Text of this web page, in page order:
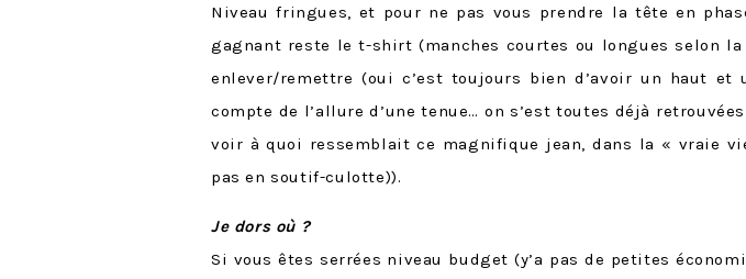
Niveau fringues, et pour ne pas vous prendre la tête en
gagnant reste le t-shirt (manches courtes ou longues selon
enlever/remettre (oui c’est toujours bien d’avoir un haut et
compte de l’allure d’une tenue… on s’est toutes déjà
voir à quoi ressemblait ce magnifique jean, dans la « vraie
pas en soutif-culotte)).
Je dors où ?
Si vous êtes serrées niveau budget (y’a pas de petites